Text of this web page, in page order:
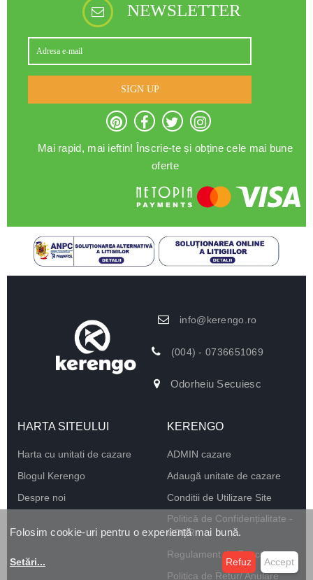
NEWSLETTER
SIGN UP
Mai rapid, mai ieftin! Înscrie-te și obține cele mai bune
oferte
info@kerengo.ro
(004) - 0736651069
Odorheiu Secuiesc
HARTA SITEULUI
Harta cu unitati de cazare
Blogul Kerengo
Despre noi
KERENGO
ADMIN cazare
Adaugă unitate de cazare
Conditii de Utilizare Site
Politică de Confidențialitate -
GDPR
Regulament de Funcționare
Politica de Retur/ Anulare
Folosim cookie-uri pentru o experiență mai bună.
Setări... Refuz Accept